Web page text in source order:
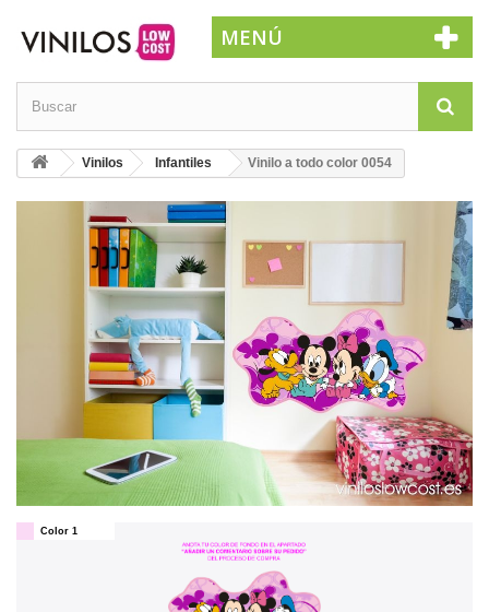
MENÚ
Vinilos Infantiles Vinilo a todo color 0054
Color 1